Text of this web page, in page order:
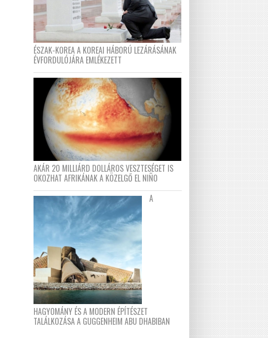
ÉSZAK-KOREA A KOREAI HÁBORÚ LEZÁRÁSÁNAK
ÉVFORDULÓJÁRA EMLÉKEZETT
AKÁR 20 MILLIÁRD DOLLÁROS VESZTESÉGET IS
OKOZHAT AFRIKÁNAK A KÖZELGŐ EL NIÑO
A
HAGYOMÁNY ÉS A MODERN ÉPÍTÉSZET
TALÁLKOZÁSA A GUGGENHEIM ABU DHABIBAN